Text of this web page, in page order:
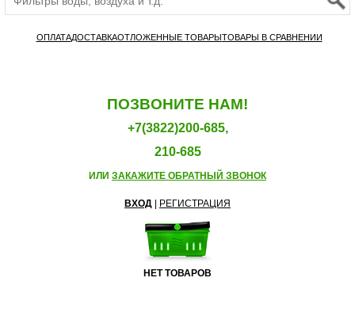
ОПЛАТАДОСТАВКАОТЛОЖЕННЫЕ ТОВАРЫТОВАРЫ В СРАВНЕНИИ
ПОЗВОНИТЕ НАМ!
+7(3822)200-685,
210-685
ИЛИ ЗАКАЖИТЕ ОБРАТНЫЙ ЗВОНОК
ВХОД РЕГИСТРАЦИЯ
НЕТ ТОВАРОВ